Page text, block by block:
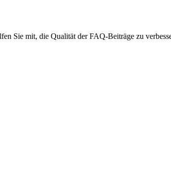
Sie mit, die Qualität der FAQ-Beiträge zu